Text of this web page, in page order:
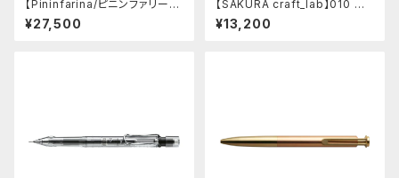
【Pininfarina/ピニンファリー
ナ】Speedform (チタン)
¥27,500
【SAKURA craft_lab】010 ゲ
ルインキボールペン (ハンマート
ーン チャコール)
¥13,200